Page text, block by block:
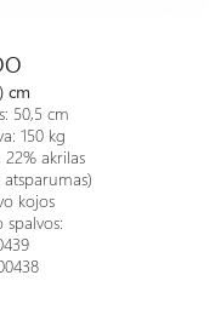
cm
50,5 cm
150 kg
akrilas
kojos